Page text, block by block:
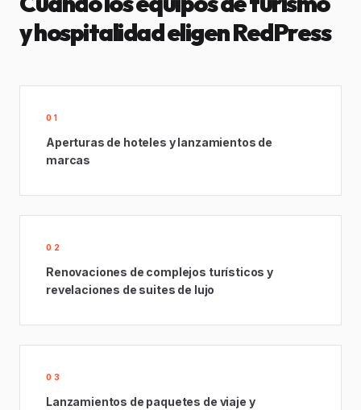
y hospitalidad eligen RedPress
01
Aperturas de hoteles y lanzamientos de
marcas
02
Renovaciones de complejos turísticos y
revelaciones de suites de lujo
03
Lanzamientos de paquetes de viaje y